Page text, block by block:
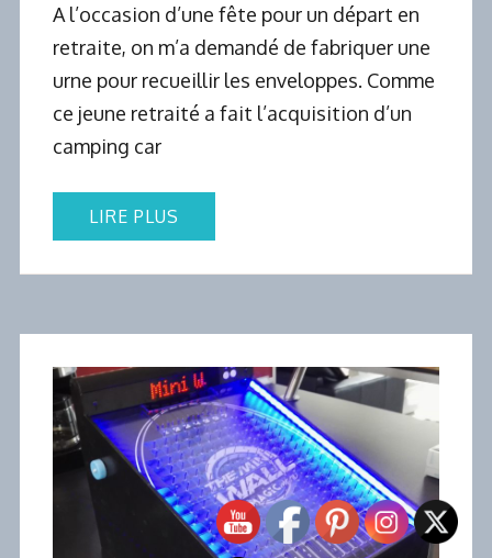
A l’occasion d’une fête pour un départ en
retraite, on m’a demandé de fabriquer une
urne pour recueillir les enveloppes. Comme
ce jeune retraité a fait l’acquisition d’un
camping car
LIRE PLUS